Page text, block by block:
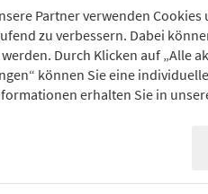
oder Rail & Fly Ticket: € 90,- pro
Person)
Flügen
pro 1.000 Höhenmeter
das Team von Last Frontier üblich; in
gerechnet
- Flughafen Terrace: ca. $40,- pro
Partner verwenden
zu verbessern. Dabei
Durch Klicken auf „Alle
können Sie eine
erhalten Sie in